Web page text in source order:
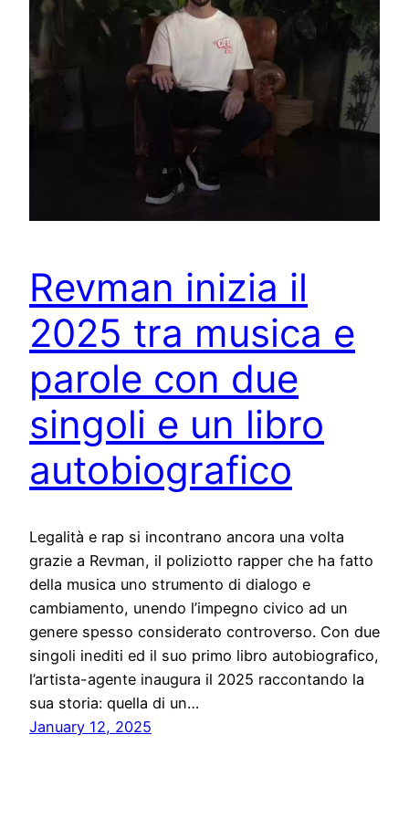
Revman inizia il
2025 tra musica e
parole con due
singoli e un libro
autobiografico
Legalità e rap si incontrano ancora una volta
grazie a Revman, il poliziotto rapper che ha fatto
della musica uno strumento di dialogo e
cambiamento, unendo l’impegno civico ad un
genere spesso considerato controverso. Con due
singoli inediti ed il suo primo libro autobiografico,
l’artista-agente inaugura il 2025 raccontando la
sua storia: quella di un…
January 12, 2025